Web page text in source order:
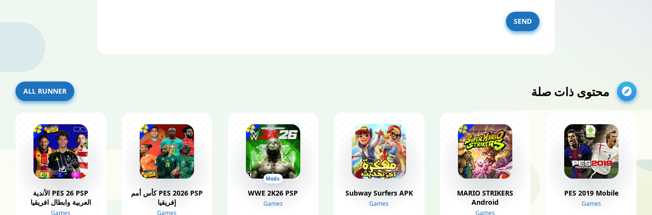
SEND
محتوى ذات صلة ALL RUNNER
PES 2019 Mobile
Games
MARIO STRIKERS
Android
Games
Subway Surfers APK
Games
Mods
WWE 2K26 PSP
Games
PES 2026 PSP كأس أمم
إفريقيا
Games
PES 26 PSP الأندية
العربية وابطال افريقيا
Games